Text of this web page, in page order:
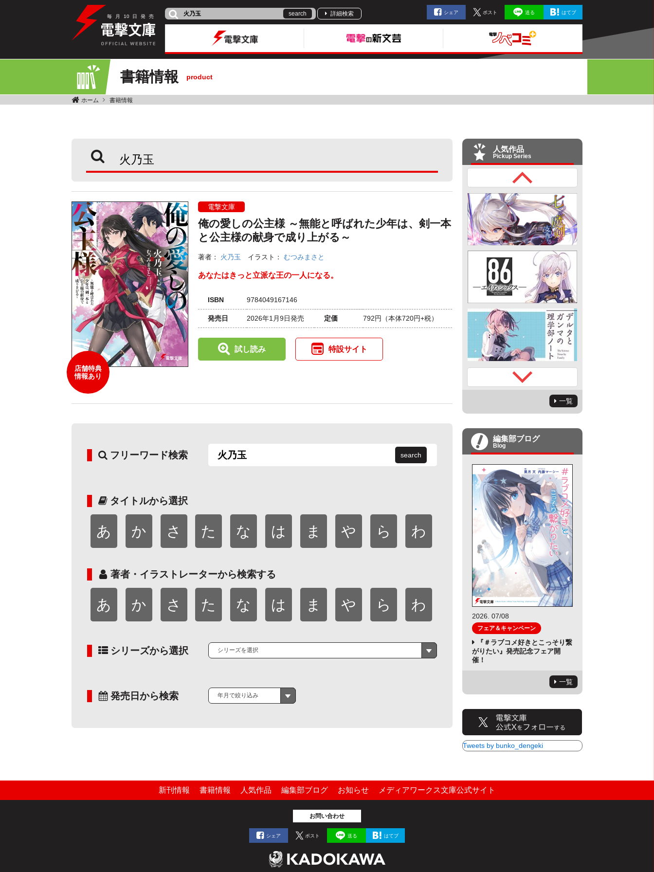
毎 月 10 日 発 売 search 詳細検索 シェア ポスト 送る はてブ
書籍情報 product
ホーム 書籍情報
店舗特典
情報あり
電撃文庫
俺の愛しの公主様 ～無能と呼ばれた少年は、剣一本
と公主様の献身で成り上がる～
著者： 火乃玉 イラスト： むつみまさと
あなたはきっと立派な王の一人になる。
ISBN 9784049167146
発売日 2026年1月9日発売 定価 792円 （本体720円+税）
試し読み 特設サイト
フリーワード検索 search
タイトルから選択
あ か さ た な は ま や ら わ
著者・イラストレーターから検索する
あ か さ た な は ま や ら わ
シリーズから選択 シリーズを選択
発売日から検索 年月で絞り込み
人気作品
Pickup Series
一覧
編集部ブログ
Blog
2026. 07/08
フェア＆キャンペーン
『＃ラブコメ好きとこっそり繋
がりたい』発売記念フェア開
催！
一覧
Tweets by bunko_dengeki
新刊情報 書籍情報 人気作品 編集部ブログ お知らせ メディアワークス文庫公式サイト
お問い合わせ
シェア ポスト 送る はてブ